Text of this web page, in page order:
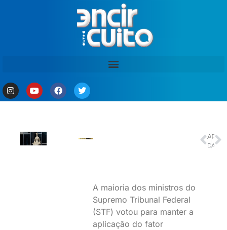
A maioria dos ministros do
Supremo Tribunal Federal
(STF) votou para manter a
aplicação do fator
ANTERIOR
Deputado Ricardo Ayres é escolhido relator da CPMI do INSS
PRÓXIMO
Anatel justifica fim da obrigatoriedade do uso do 0303